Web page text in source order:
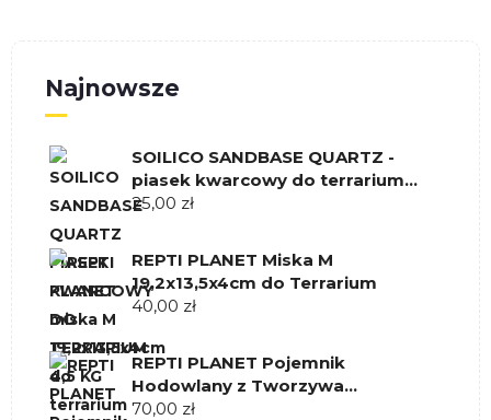
Najnowsze
SOILICO SANDBASE QUARTZ -
piasek kwarcowy do terrarium
akwarium 4,5 KG
25,00 zł
REPTI PLANET Miska M
19,2x13,5x4cm do Terrarium
40,00 zł
REPTI PLANET Pojemnik
Hodowlany z Tworzywa
Sztucznego 42 × 26 × 16 cm
70,00 zł